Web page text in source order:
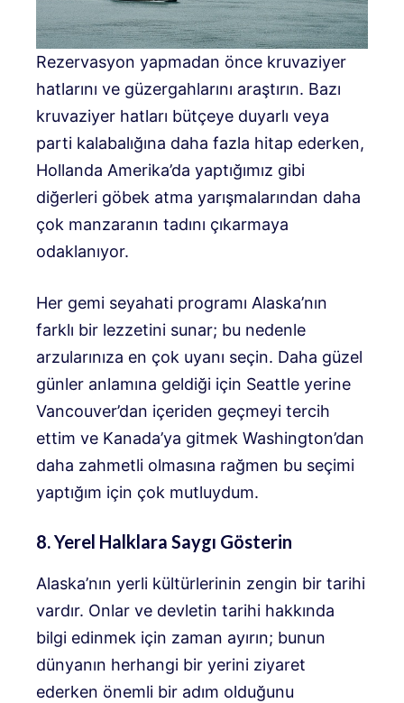
Rezervasyon yapmadan önce kruvaziyer
hatlarını ve güzergahlarını araştırın. Bazı
kruvaziyer hatları bütçeye duyarlı veya
parti kalabalığına daha fazla hitap ederken,
Hollanda Amerika’da yaptığımız gibi
diğerleri göbek atma yarışmalarından daha
çok manzaranın tadını çıkarmaya
odaklanıyor.
Her gemi seyahati programı Alaska’nın
farklı bir lezzetini sunar; bu nedenle
arzularınıza en çok uyanı seçin. Daha güzel
günler anlamına geldiği için Seattle yerine
Vancouver’dan içeriden geçmeyi tercih
ettim ve Kanada’ya gitmek Washington’dan
daha zahmetli olmasına rağmen bu seçimi
yaptığım için çok mutluydum.
8. Yerel Halklara Saygı Gösterin
Alaska’nın yerli kültürlerinin zengin bir tarihi
vardır. Onlar ve devletin tarihi hakkında
bilgi edinmek için zaman ayırın; bunun
dünyanın herhangi bir yerini ziyaret
ederken önemli bir adım olduğunu